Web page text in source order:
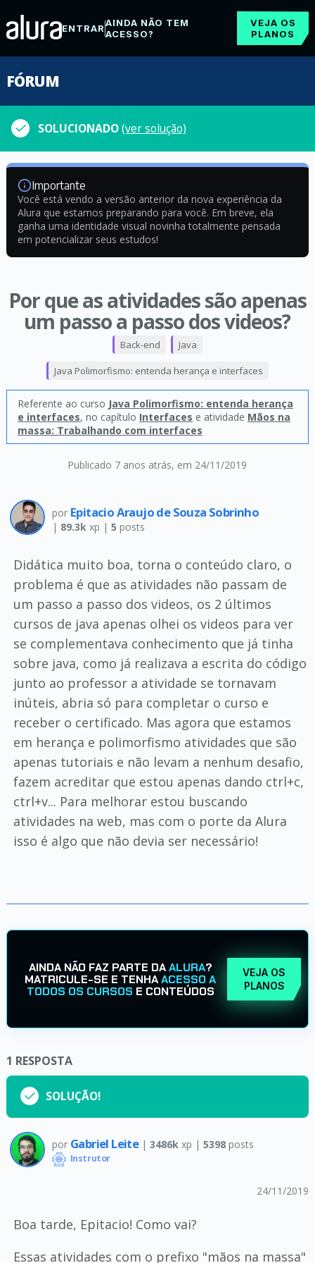
ENTRARAINDA NÃO TEM
ACESSO?
VEJA OS
PLANOS
FÓRUM
SOLUCIONADO(ver solução)
Importante
Você está vendo a versão anterior da nova experiência da
Alura que estamos preparando para você. Em breve, ela
ganha uma identidade visual novinha totalmente pensada
em potencializar seus estudos!
Por que as atividades são apenas
um passo a passo dos videos?
Publicado 7 anos atrás, em 24/11/2019
Back-end Java
Java Polimorfismo: entenda herança e interfaces
Referente ao curso Java Polimorfismo: entenda herança
e interfaces, no capítulo Interfaces e atividade Mãos na
massa: Trabalhando com interfaces
por Epitacio Araujo de Souza Sobrinho
| 89.3kxp | 5 posts
Didática muito boa, torna o conteúdo claro, o
problema é que as atividades não passam de
um passo a passo dos videos, os 2 últimos
cursos de java apenas olhei os videos para ver
se complementava conhecimento que já tinha
sobre java, como já realizava a escrita do código
junto ao professor a atividade se tornavam
inúteis, abria só para completar o curso e
receber o certificado. Mas agora que estamos
em herança e polimorfismo atividades que são
apenas tutoriais e não levam a nenhum desafio,
fazem acreditar que estou apenas dando ctrl+c,
ctrl+v... Para melhorar estou buscando
atividades na web, mas com o porte da Alura
isso é algo que não devia ser necessário!
AINDA NÃO FAZ PARTE DAALURA?
MATRICULE-SE E TENHAACESSO A
TODOS OS CURSOS E CONTEÚDOS
VEJA OS
PLANOS
1 RESPOSTA
SOLUÇÃO!
por Gabriel Leite | 3486k xp | 5398posts
Instrutor
24/11/2019
Boa tarde, Epitacio! Como vai?
Essas atividades com o prefixo "mãos na massa"